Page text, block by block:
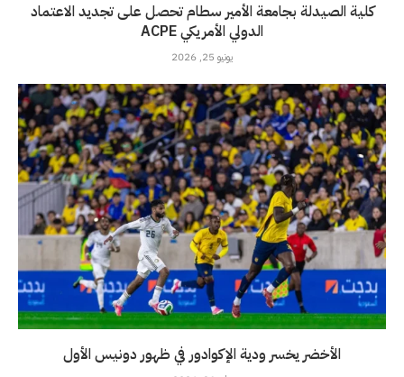
كلية الصيدلة بجامعة الأمير سطام تحصل على تجديد الاعتماد
الدولي الأمريكي ACPE
يونيو 25, 2026
الأخضر يخسر ودية الإكوادور في ظهور دونيس الأول